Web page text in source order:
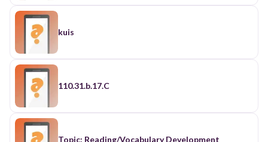
kuis
110.31.b.17.C
Topic: Reading/Vocabulary Development